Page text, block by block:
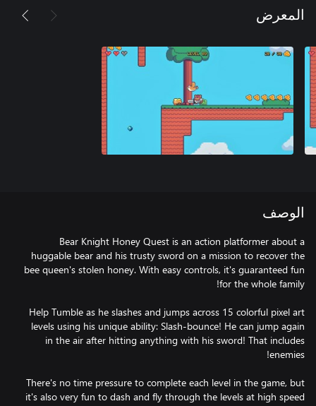
المعرض
الوصف
Bear Knight Honey Quest is an action platformer about a
huggable bear and his trusty sword on a mission to recover the
bee queen's stolen honey. With easy controls, it's guaranteed fun
Help Tumble as he slashes and jumps across 15 colorful pixel art
levels using his unique ability: Slash-bounce! He can jump again
in the air after hitting anything with his sword! That includes
There's no time pressure to complete each level in the game, but
it's also very fun to dash and fly through the levels at high speed